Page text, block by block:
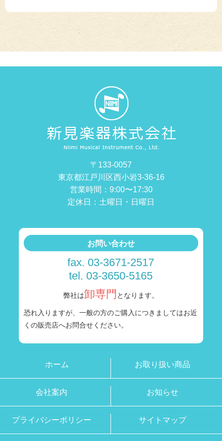
〒133-0057
東京都江戸川区西小岩3-36-16
営業時間：9:00〜17:30
定休日：土曜日・日曜日
お問い合わせ
fax. 03-3671-2517
tel. 03-3650-5165
弊社は卸専門 となります。
恐れ入りますが、一般の方のご購入につきましてはお近
くの販売店へお問合せください。
ホーム お取り扱い商品
会社案内 お知らせ
プライバシーポリシー サイトマップ